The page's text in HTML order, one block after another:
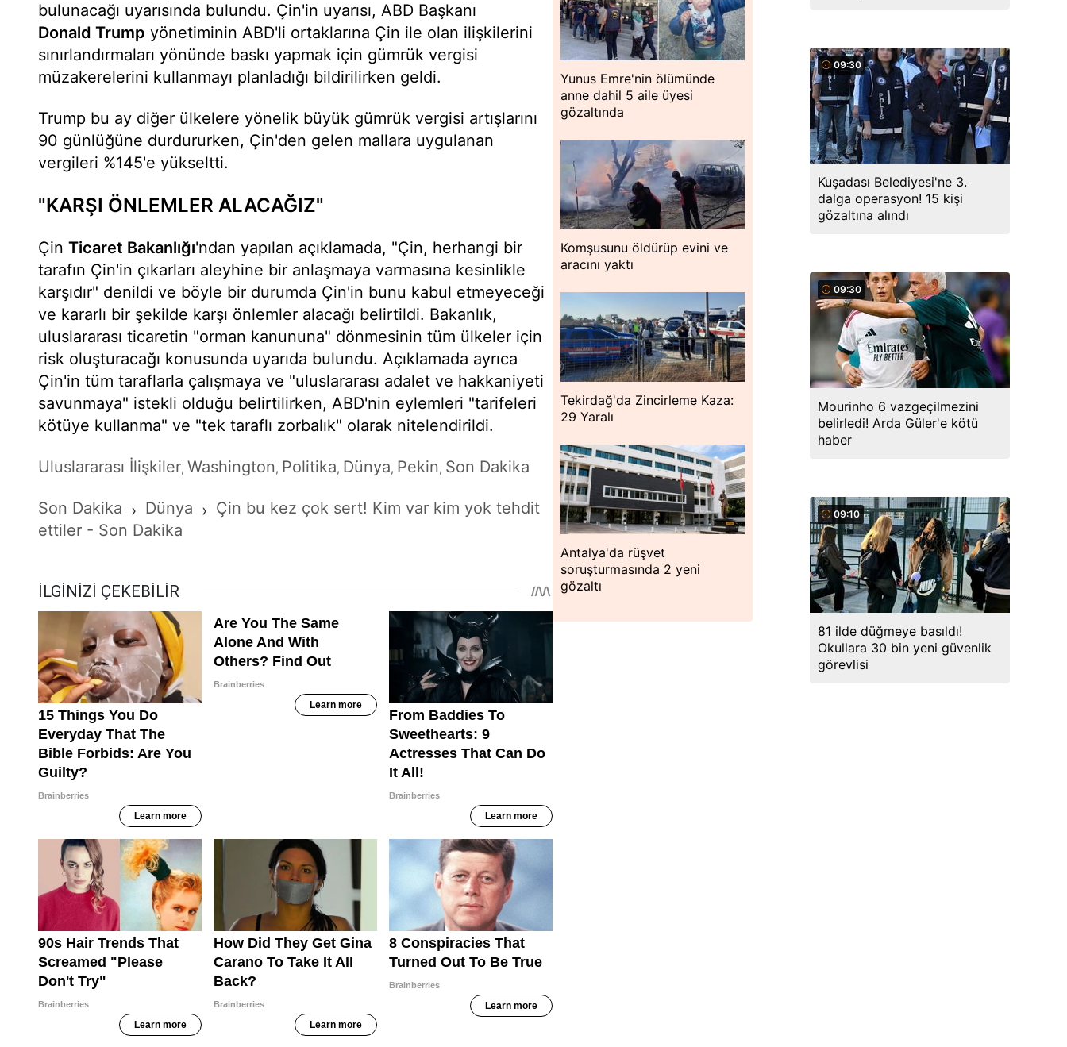
bulunacağı uyarısında bulundu. Çin'in uyarısı, ABD Başkanı
Donald Trump yönetiminin ABD'li ortaklarına Çin ile olan ilişkilerini
sınırlandırmaları yönünde baskı yapmak için gümrük vergisi
müzakerelerini kullanmayı planladığı bildirilirken geldi.
Trump bu ay diğer ülkelere yönelik büyük gümrük vergisi artışlarını
90 günlüğüne durdururken, Çin'den gelen mallara uygulanan
vergileri %145'e yükseltti.
"KARŞI ÖNLEMLER ALACAĞIZ"
Çin Ticaret Bakanlığı'ndan yapılan açıklamada, "Çin, herhangi bir
tarafın Çin'in çıkarları aleyhine bir anlaşmaya varmasına kesinlikle
karşıdır" denildi ve böyle bir durumda Çin'in bunu kabul etmeyeceği
ve kararlı bir şekilde karşı önlemler alacağı belirtildi. Bakanlık,
uluslararası ticaretin "orman kanununa" dönmesinin tüm ülkeler için
risk oluşturacağı konusunda uyarıda bulundu. Açıklamada ayrıca
Çin'in tüm taraflarla çalışmaya ve "uluslararası adalet ve hakkaniyeti
savunmaya" istekli olduğu belirtilirken, ABD'nin eylemleri "tarifeleri
kötüye kullanma" ve "tek taraflı zorbalık" olarak nitelendirildi.
Uluslararası İlişkiler, Washington, Politika, Dünya, Pekin, Son Dakika
Son Dakika › Dünya › Çin bu kez çok sert! Kim var kim yok tehdit
ettiler - Son Dakika
Yunus Emre'nin ölümünde
anne dahil 5 aile üyesi
gözaltında
Komşusunu öldürüp evini ve
aracını yaktı
Tekirdağ'da Zincirleme Kaza:
29 Yaralı
Antalya'da rüşvet
soruşturmasında 2 yeni
gözaltı
09:30
Kuşadası Belediyesi'ne 3.
dalga operasyon! 15 kişi
gözaltına alındı
09:30
Mourinho 6 vazgeçilmezini
belirledi! Arda Güler'e kötü
haber
09:10
81 ilde düğmeye basıldı!
Okullara 30 bin yeni güvenlik
görevlisi